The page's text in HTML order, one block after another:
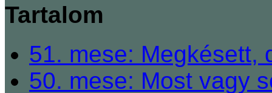
Tartalom
51. mese: Megkésett,
50. mese: Most vagy